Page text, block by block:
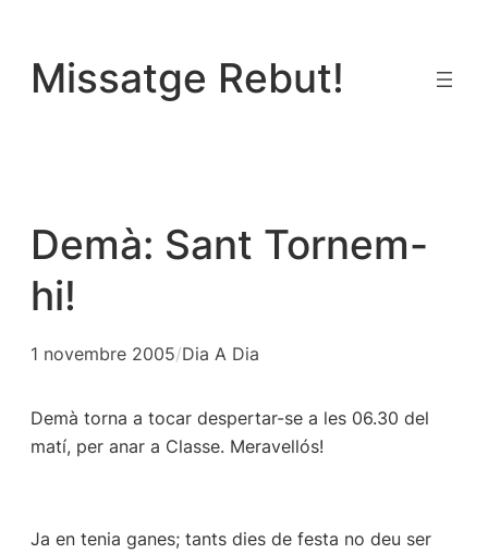
contingut
Missatge Rebut!
Demà: Sant Tornem-
hi!
1 novembre 2005/Dia A Dia
Demà torna a tocar despertar-se a les 06.30 del
matí, per anar a Classe. Meravellós!
Ja en tenia ganes; tants dies de festa no deu ser